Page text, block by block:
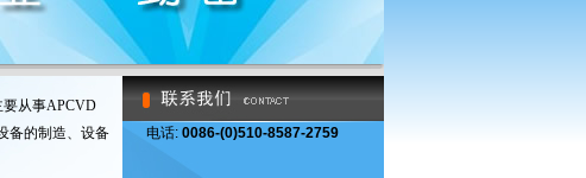
从事APCVD
备的制造、设备
电话: 0086-(0)510-8587-2759